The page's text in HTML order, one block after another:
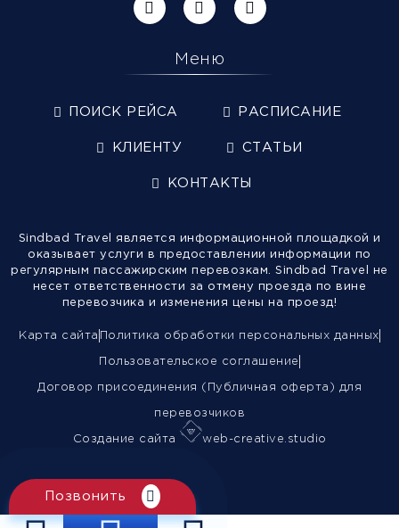
Меню
ПОИСК РЕЙСА РАСПИСАНИЕ
КЛИЕНТУ СТАТЬИ
КОНТАКТЫ
Sindbad Travel является информационной площадкой и
оказывает услуги в предоставлении информации по
регулярным пассажирским перевозкам. Sindbad Travel не
несет ответственности за отмену проезда по вине
перевозчика и изменения цены на проезд!
Карта сайта Политика обработки персональных данных
Пользовательское соглашение
Договор присоединения (Публичная оферта) для
перевозчиков
Создание сайта web-creative.studio
Позвонить